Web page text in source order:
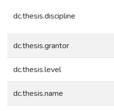
dc.thesis.discipline
dc.thesis.grantor
dc.thesis.level
dc.thesis.name